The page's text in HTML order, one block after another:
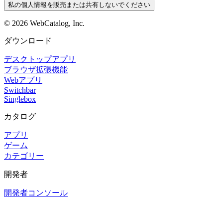
私の個人情報を販売または共有しないでください
© 2026 WebCatalog, Inc.
ダウンロード
デスクトップアプリ
ブラウザ拡張機能
Webアプリ
Switchbar
Singlebox
カタログ
アプリ
ゲーム
カテゴリー
開発者
開発者コンソール